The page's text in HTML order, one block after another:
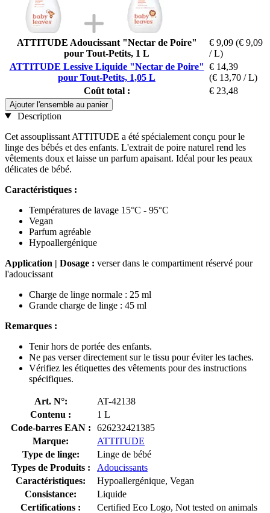
ATTITUDE Adoucissant "Nectar de Poire"
pour Tout-Petits, 1 L
€ 9,09 (€ 9,09
/ L)
ATTITUDE Lessive Liquide "Nectar de Poire"
pour Tout-Petits, 1,05 L
€ 14,39
(€ 13,70 / L)
Coût total :
€ 23,48
Ajouter l'ensemble au panier
Description
Cet assouplissant ATTITUDE a été spécialement conçu pour le
linge des bébés et des enfants. L'extrait de poire naturel rend les
vêtements doux et laisse un parfum apaisant. Idéal pour les peaux
délicates de bébé.
Caractéristiques :
Températures de lavage 15°C - 95°C
Vegan
Parfum agréable
Hypoallergénique
Application | Dosage : verser dans le compartiment réservé pour
l'adoucissant
Charge de linge normale : 25 ml
Grande charge de linge : 45 ml
Remarques :
Tenir hors de portée des enfants.
Ne pas verser directement sur le tissu pour éviter les taches.
Vérifiez les étiquettes des vêtements pour des instructions
spécifiques.
Art. N°:
AT-42138
Contenu :
1 L
Code-barres EAN :
626232421385
Marque:
ATTITUDE
Type de linge:
Linge de bébé
Types de Produits :
Adoucissants
Caractéristiques:
Hypoallergénique, Vegan
Consistance:
Liquide
Certifications :
Certified Eco Logo, Not tested on animals